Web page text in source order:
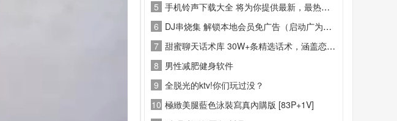
5 手机铃声下载大全 将为你提供最新，最热，最搞笑的铃声
6 DJ串烧集 解锁本地会员免广告（启动广为分身自带）会员音质可用
7 甜蜜聊天话术库 30W+条精选话术，涵盖恋爱、社交、职场等场景
8 男性减肥健身软件
9 全脱光的ktv!你们玩过没？
10 極緻美腿藍色泳裝寫真內購版 [83P+1V]